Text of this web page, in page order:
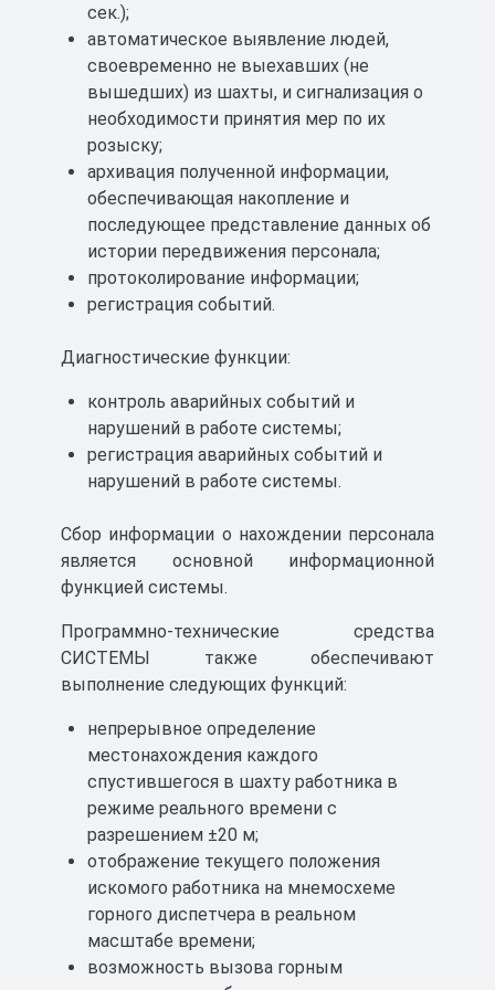
Назначение – выполнения требований п. 22
ФНП "Правила безопасности в угольных
шахтах" в части обеспечения наблюдения за
положением персонала (позиционирование в
реальном времени с разрешением ±20 м),,
находящегося в шахте, и предоставления
информации о его местоположении
шахтным и аварийно-спасательным
службами, а также в части осуществления
поиска и обнаружения людей, застигнутых
аварией, и реализации оповещения об аварии
работах.
Область применения – подземные
выработки шахт, рудников и их наземные
строения, в том числе опасные по газу и
(или) пыли, согласно маркировке
Правил безопасности.
сек.);
автоматическое выявление людей,
своевременно не выехавших (не
вышедших) из шахты, и сигнализация о
необходимости принятия мер по их
розыску;
архивация полученной информации,
обеспечивающая накопление и
последующее представление данных об
истории передвижения персонала;
протоколирование информации;
регистрация событий.
Диагностические функции:
контроль аварийных событий и
нарушений в работе системы;
регистрация аварийных событий и
нарушений в работе системы.
Сбор информации о нахождении персонала
является основной информационной
функцией системы.
Программно-технические средства
СИСТЕМЫ также обеспечивают
выполнение следующих функций:
непрерывное определение
местонахождения каждого
спустившегося в шахту работника в
режиме реального времени с
разрешением ±20 м;
отображение текущего положения
искомого работника на мнемосхеме
горного диспетчера в реальном
масштабе времени;
возможность вызова горным